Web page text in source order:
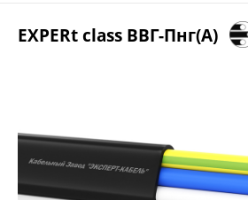
EXPERt class ВВГ-Пнг(А)